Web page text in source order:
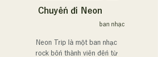
Chuyến đi Neon
ban nhạc
Neon Trip là một ban nhạc
rock bốn thành viên đến từ